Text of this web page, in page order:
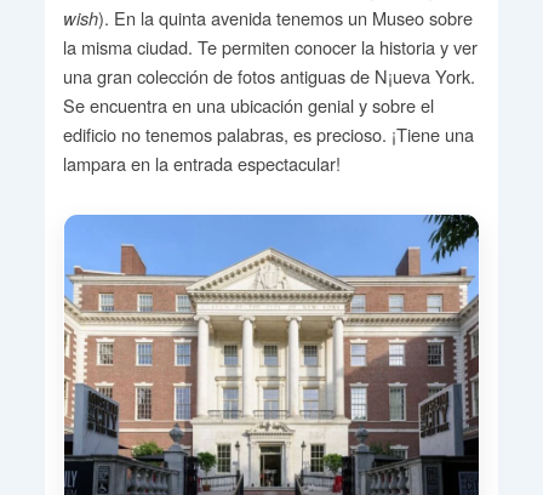
wish). En la quinta avenida tenemos un Museo sobre
la misma ciudad. Te permiten conocer la historia y ver
una gran colección de fotos antiguas de N¡ueva York.
Se encuentra en una ubicación genial y sobre el
edificio no tenemos palabras, es precioso. ¡Tiene una
lampara en la entrada espectacular!